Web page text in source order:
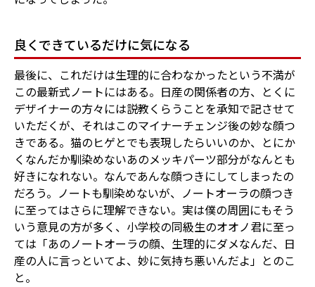
良くできているだけに気になる
最後に、これだけは生理的に合わなかったという不満が
この最新式ノートにはある。日産の関係者の方、とくに
デザイナーの方々には説教くらうことを承知で記させて
いただくが、それはこのマイナーチェンジ後の妙な顔つ
きである。猫のヒゲとでも表現したらいいのか、とにか
くなんだか馴染めないあのメッキパーツ部分がなんとも
好きになれない。なんであんな顔つきにしてしまったの
だろう。ノートも馴染めないが、ノートオーラの顔つき
に至ってはさらに理解できない。実は僕の周囲にもそう
いう意見の方が多く、小学校の同級生のオオノ君に至っ
ては「あのノートオーラの顔、生理的にダメなんだ、日
産の人に言っといてよ、妙に気持ち悪いんだよ」とのこ
と。